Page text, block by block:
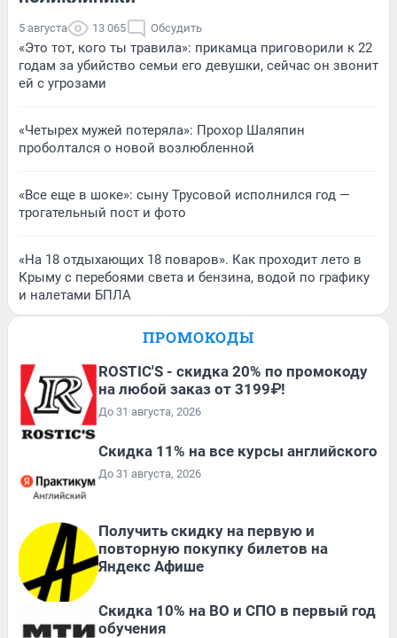
5 августа 13 065 Обсудить
«Это тот, кого ты травила»: прикамца приговорили к 22
годам за убийство семьи его девушки, сейчас он звонит
ей с угрозами
«Четырех мужей потеряла»: Прохор Шаляпин
проболтался о новой возлюбленной
«Все еще в шоке»: сыну Трусовой исполнился год —
трогательный пост и фото
«На 18 отдыхающих 18 поваров». Как проходит лето в
Крыму с перебоями света и бензина, водой по графику
и налетами БПЛА
ПРОМОКОДЫ
ROSTIC'S - скидка 20% по промокоду
на любой заказ от 3199₽!
До 31 августа, 2026
Скидка 11% на все курсы английского
До 31 августа, 2026
Получить скидку на первую и
повторную покупку билетов на
Яндекс Афише
Скидка 10% на ВО и СПО в первый год
обучения